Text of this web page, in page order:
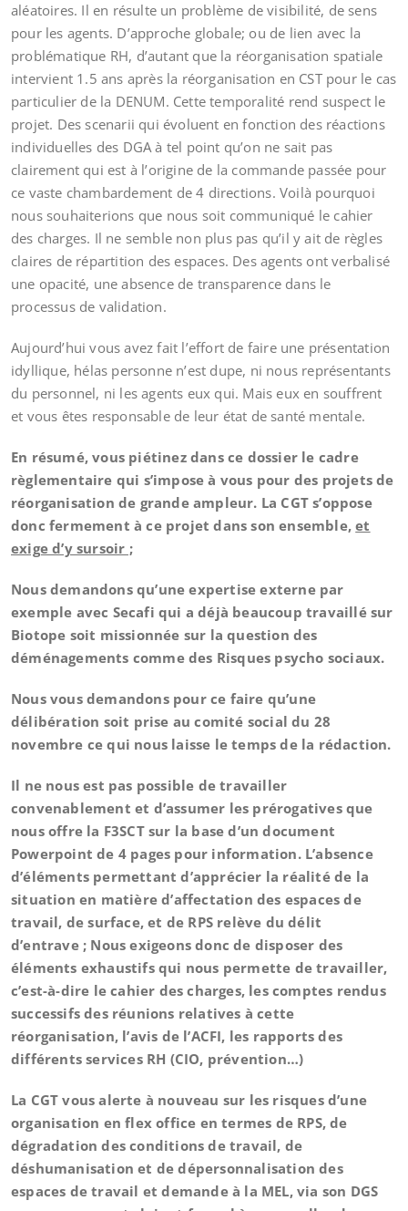
aléatoires. Il en résulte un problème de visibilité, de sens
pour les agents. D’approche globale; ou de lien avec la
problématique RH, d’autant que la réorganisation spatiale
intervient 1.5 ans après la réorganisation en CST pour le cas
particulier de la DENUM. Cette temporalité rend suspect le
projet. Des scenarii qui évoluent en fonction des réactions
individuelles des DGA à tel point qu’on ne sait pas
clairement qui est à l’origine de la commande passée pour
ce vaste chambardement de 4 directions. Voilà pourquoi
nous souhaiterions que nous soit communiqué le cahier
des charges. Il ne semble non plus pas qu’il y ait de règles
claires de répartition des espaces. Des agents ont verbalisé
une opacité, une absence de transparence dans le
processus de validation.
Aujourd’hui vous avez fait l’effort de faire une présentation
idyllique, hélas personne n’est dupe, ni nous représentants
du personnel, ni les agents eux qui. Mais eux en souffrent
et vous êtes responsable de leur état de santé mentale.
En résumé, vous piétinez dans ce dossier le cadre
règlementaire qui s’impose à vous pour des projets de
réorganisation de grande ampleur. La CGT s’oppose
donc fermement à ce projet dans son ensemble,et
exige d’y sursoir ;
Nous demandons qu’une expertise externe par
exemple avec Secafi qui a déjà beaucoup travaillé sur
Biotope soit missionnée sur la question des
déménagements comme des Risques psycho sociaux.
Nous vous demandons pour ce faire qu’une
délibération soit prise au comité social du 28
novembre ce qui nous laisse le temps de la rédaction.
Il ne nous est pas possible de travailler
convenablement et d’assumer les prérogatives que
nous offre la F3SCT sur la base d’un document
Powerpoint de 4 pages pour information. L’absence
d’éléments permettant d’apprécier la réalité de la
situation en matière d’affectation des espaces de
travail, de surface, et de RPS relève du délit
d’entrave ; Nous exigeons donc de disposer des
éléments exhaustifs qui nous permette de travailler,
c’est-à-dire le cahier des charges, les comptes rendus
successifs des réunions relatives à cette
réorganisation, l’avis de l’ACFI, les rapports des
différents services RH (CIO, prévention…)
La CGT vous alerte à nouveau sur les risques d’une
organisation en flex office en termes de RPS, de
dégradation des conditions de travail, de
déshumanisation et de dépersonnalisation des
espaces de travail et demande à la MEL, via son DGS